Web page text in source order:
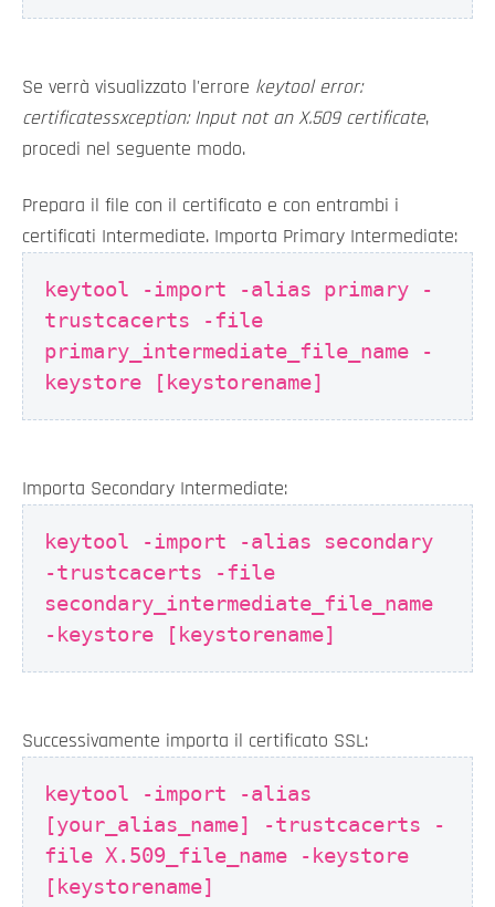
Se verrà visualizzato l'errore keytool error:
certificatessxception: Input not an X.509 certificate,
procedi nel seguente modo.
Prepara il file con il certificato e con entrambi i
certificati Intermediate. Importa Primary Intermediate:
keytool -import -alias primary -
trustcacerts -file
primary_intermediate_file_name -
keystore [keystorename]
Importa Secondary Intermediate:
keytool -import -alias secondary
-trustcacerts -file
secondary_intermediate_file_name
-keystore [keystorename]
Successivamente importa il certificato SSL:
keytool -import -alias
[your_alias_name] -trustcacerts -
file X.509_file_name -keystore
[keystorename]